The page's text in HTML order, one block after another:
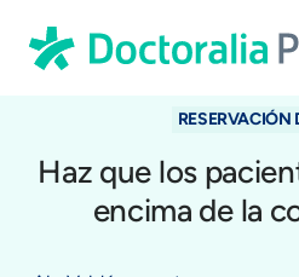
RESERVACIÓN
Haz que los
encima de la